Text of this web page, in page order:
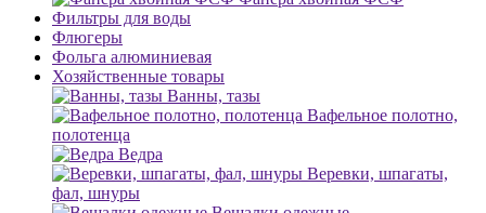
Фильтры для воды
Флюгеры
Фольга алюминиевая
Хозяйственные товары
Ванны, тазы
Вафельное полотно,
полотенца
Ведра
Веревки, шпагаты,
фал, шнуры